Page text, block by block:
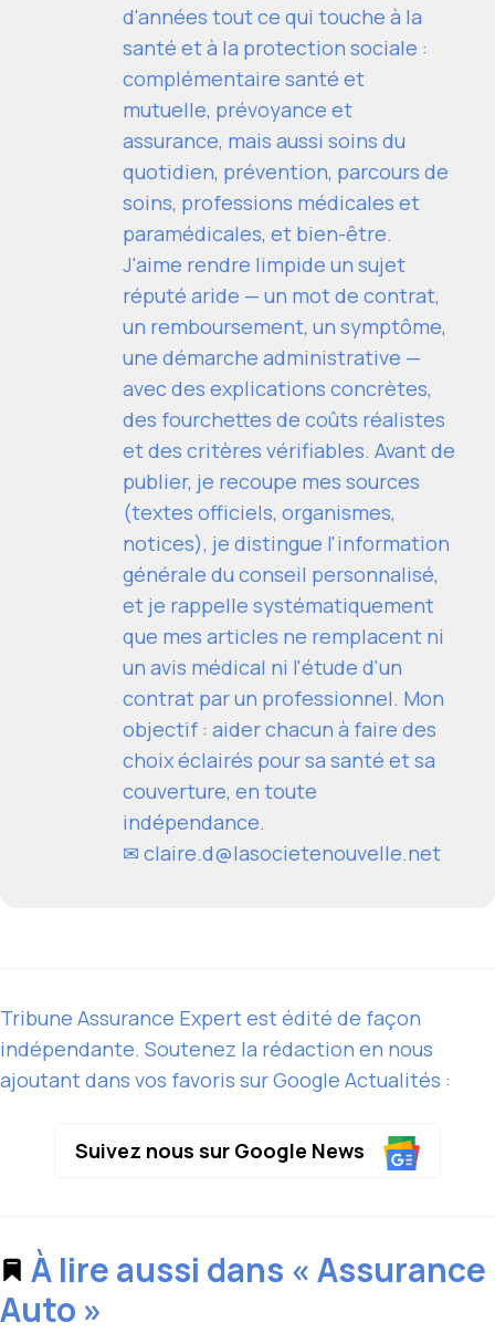
d'années tout ce qui touche à la
santé et à la protection sociale :
complémentaire santé et
mutuelle, prévoyance et
assurance, mais aussi soins du
quotidien, prévention, parcours de
soins, professions médicales et
paramédicales, et bien-être.
J'aime rendre limpide un sujet
réputé aride — un mot de contrat,
un remboursement, un symptôme,
une démarche administrative —
avec des explications concrètes,
des fourchettes de coûts réalistes
et des critères vérifiables. Avant de
publier, je recoupe mes sources
(textes officiels, organismes,
notices), je distingue l'information
générale du conseil personnalisé,
et je rappelle systématiquement
que mes articles ne remplacent ni
un avis médical ni l'étude d'un
contrat par un professionnel. Mon
objectif : aider chacun à faire des
choix éclairés pour sa santé et sa
couverture, en toute
indépendance.
✉ claire.d@lasocietenouvelle.net
Tribune Assurance Expert est édité de façon
indépendante. Soutenez la rédaction en nous
ajoutant dans vos favoris sur Google Actualités :
Suivez nous sur Google News
À lire aussi dans « Assurance
Auto »